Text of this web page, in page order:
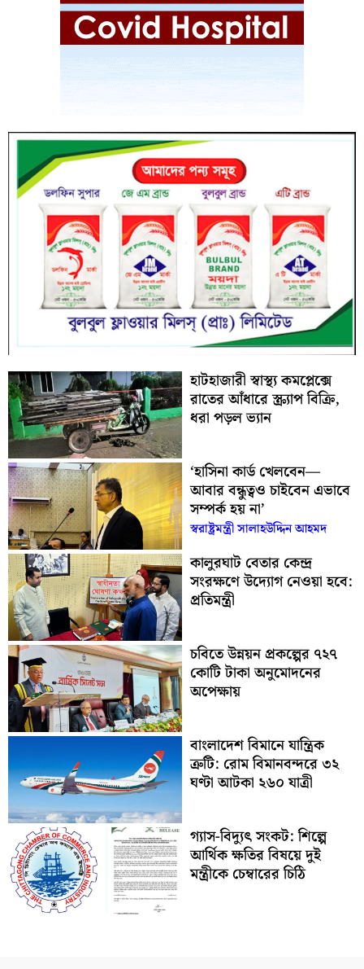
হাটহাজারী স্বাস্থ্য কমপ্লেক্সে
রাতের আঁধারে স্ক্র্যাপ বিক্রি,
ধরা পড়ল ভ্যান
‘হাসিনা কার্ড খেলবেন—
আবার বন্ধুত্বও চাইবেন এভাবে
সম্পর্ক হয় না’
স্বরাষ্ট্রমন্ত্রী সালাহউদ্দিন আহমদ
কালুরঘাট বেতার কেন্দ্র
সংরক্ষণে উদ্যোগ নেওয়া হবে:
প্রতিমন্ত্রী
চবিতে উন্নয়ন প্রকল্পের ৭২৭
কোটি টাকা অনুমোদনের
অপেক্ষায়
বাংলাদেশ বিমানে যান্ত্রিক
ত্রুটি: রোম বিমানবন্দরে ৩২
ঘণ্টা আটকা ২৬০ যাত্রী
গ্যাস-বিদ্যুৎ সংকট: শিল্পে
আর্থিক ক্ষতির বিষয়ে দুই
মন্ত্রীকে চেম্বারের চিঠি